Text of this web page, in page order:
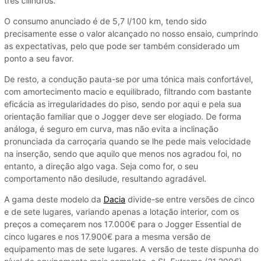
O consumo anunciado é de 5,7 l/100 km, tendo sido
precisamente esse o valor alcançado no nosso ensaio, cumprindo
as expectativas, pelo que pode ser também considerado um
ponto a seu favor.
De resto, a condução pauta-se por uma tónica mais confortável,
com amortecimento macio e equilibrado, filtrando com bastante
eficácia as irregularidades do piso, sendo por aqui e pela sua
orientação familiar que o Jogger deve ser elogiado. De forma
análoga, é seguro em curva, mas não evita a inclinação
pronunciada da carroçaria quando se lhe pede mais velocidade
na inserção, sendo que aquilo que menos nos agradou foi, no
entanto, a direção algo vaga. Seja como for, o seu
comportamento não desilude, resultando agradável.
A gama deste modelo da Dacia divide-se entre versões de cinco
e de sete lugares, variando apenas a lotação interior, com os
preços a começarem nos 17.000€ para o Jogger Essential de
cinco lugares e nos 17.900€ para a mesma versão de
equipamento mas de sete lugares. A versão de teste dispunha do